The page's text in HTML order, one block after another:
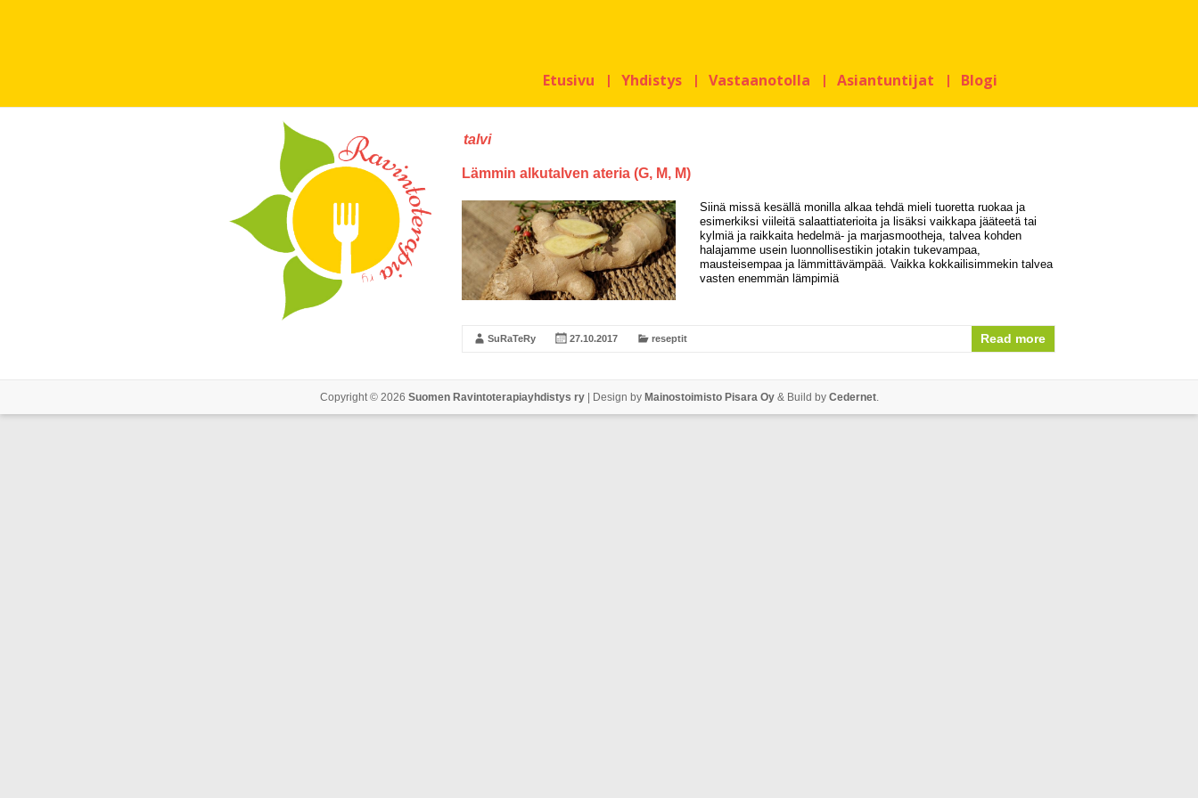
Etusivu Yhdistys Vastaanotolla Asiantuntijat Blogi
talvi
Lämmin alkutalven ateria (G, M, M)
Siinä missä kesällä monilla alkaa tehdä mieli tuoretta ruokaa ja
esimerkiksi viileitä salaattiaterioita ja lisäksi vaikkapa jääteetä tai
kylmiä ja raikkaita hedelmä- ja marjasmootheja, talvea kohden
halajamme usein luonnollisestikin jotakin tukevampaa,
mausteisempaa ja lämmittävämpää. Vaikka kokkailisimmekin talvea
vasten enemmän lämpimiä
SuRaTeRy 27.10.2017 reseptit Read more
Copyright © 2026 Suomen Ravintoterapiayhdistys ry| Design by Mainostoimisto Pisara Oy& Build by Cedernet.